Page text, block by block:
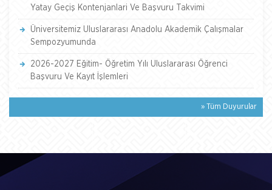
Yatay Geçiş Kontenjanlari Ve Başvuru Takvimi
Üniversitemiz Uluslararası Anadolu Akademik Çalışmalar
Sempozyumunda
2026-2027 Eğitim- Öğretim Yılı Uluslararası Öğrenci
Başvuru Ve Kayıt İşlemleri
» Tüm Duyurular